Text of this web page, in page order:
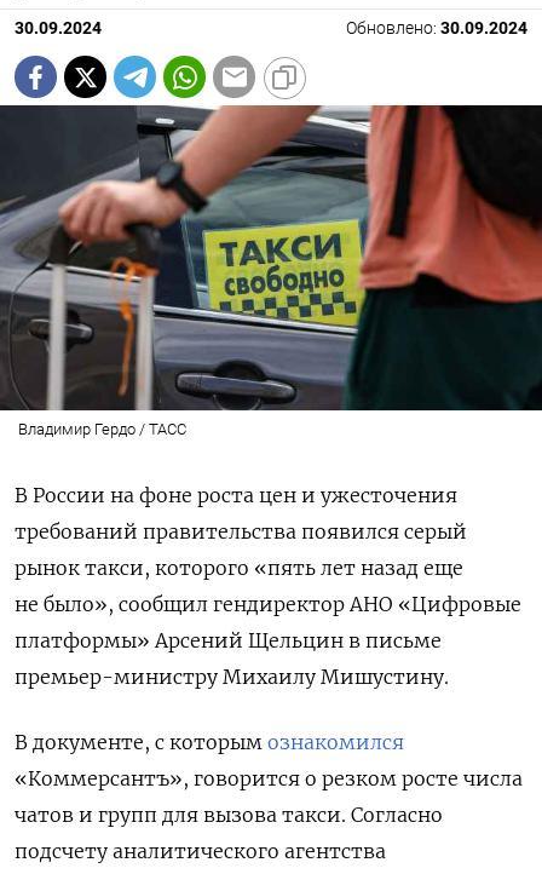
30.09.2024 Обновлено: 30.09.2024
Владимир Гердо / ТАСС
В России на фоне роста цен и ужесточения
требований правительства появился серый
рынок такси, которого «пять лет назад еще
не было», сообщил гендиректор АНО «Цифровые
платформы» Арсений Щельцин в письме
премьер-министру Михаилу Мишустину.
В документе, с которым ознакомился
«Коммерсантъ», говорится о резком росте числа
чатов и групп для вызова такси. Согласно
подсчету аналитического агентства